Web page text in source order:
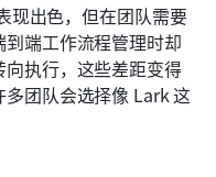
现出色，但在团队需要
端工作流程管理时却
执行，这些差距变得
团队会选择像 Lark 这